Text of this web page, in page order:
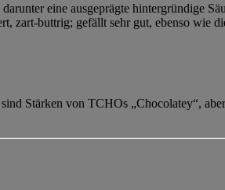
eine ausgeprägte hintergründige
zart-buttrig; gefällt sehr gut, ebenso
Stärken von TCHOs „Chocolatey“,